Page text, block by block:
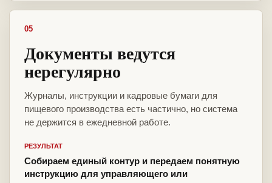
05
Документы ведутся
нерегулярно
Журналы, инструкции и кадровые бумаги для
пищевого производства есть частично, но система
не держится в ежедневной работе.
РЕЗУЛЬТАТ
Собираем единый контур и передаем понятную
инструкцию для управляющего или